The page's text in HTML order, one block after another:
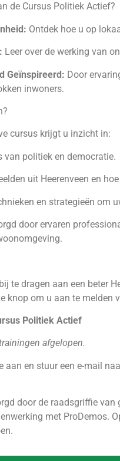
de Cursus Politiek Actief?
Ontdek hoe u op
Leer over de werking van
Geïnspireerd: Door
inwoners.
cursus krijgt u inzicht in:
van politiek en democratie.
uit Heerenveen en
en strategieën om
door ervaren
te dragen aan een beter
knop om u aan te melden
Politiek Actief
afgelopen.
aan en stuur een e-mail
door de raadsgriffie van
met ProDemos.